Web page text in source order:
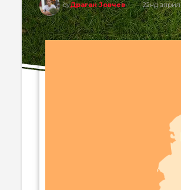
бyДраган Јовчев 22нд